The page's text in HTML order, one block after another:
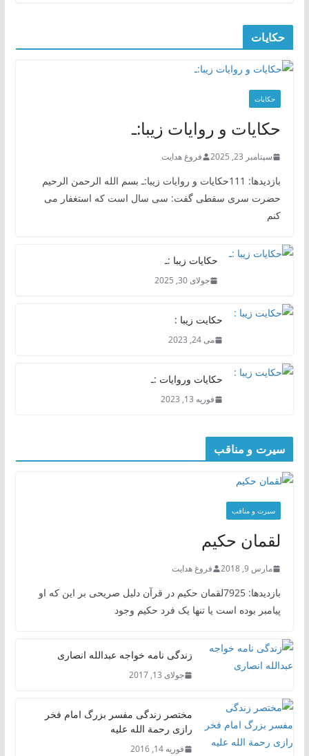
حکایات
حکایات
حکایات و روایات زیبا:ـ
سپتامبر 23, 2025 فروغ هدایت
بازدیدها: 111حکایات و روایات زیبا:ـ بسم الله الرحمن الرحیم
حضرت سری سقطی گفت: سی سال است که استغفار می
کنم
حکایات زیبا :ـ
جولای 30, 2025
حکایت زیبا :
می 24, 2023
حکایات وروایات :ـ
فوریه 13, 2023
سیرت و مناقب
سیرت و منافب
لقمان حکیم
مارس 9, 2018 فروغ هدایت
بازدیدها: 7925لقمان حکیم در قرآن دلیل صریحی بر این که او
پیامبر بوده است یا تنها یک فرد حکیم وجود
زندگی نامه خواجه عبدالله انصاری
جولای 13, 2017
مختصر زندگی مفسر بزرگ امام فخر
رازی رحمة الله علیه
فوریه 14, 2016